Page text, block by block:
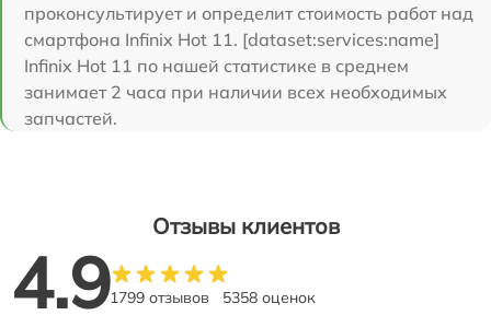
проконсультирует и определит стоимость работ над
смартфона Infinix Hot 11. [dataset:services:name]
Infinix Hot 11 по нашей статистике в среднем
занимает 2 часа при наличии всех необходимых
запчастей.
Отзывы клиентов
4.91799 отзывов 5358 оценок